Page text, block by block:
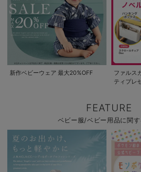
新作ベビーウェア 最大20%OFF
ファルス
ティプレ
FEATURE
ベビー服/ベビー用品に関